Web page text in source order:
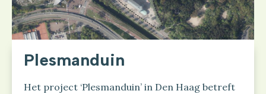
Plesmanduin
Het project ‘Plesmanduin’ in Den Haag betreft